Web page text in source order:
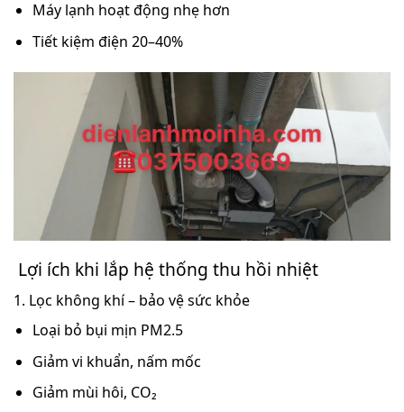
Máy lạnh hoạt động nhẹ hơn
Tiết kiệm điện 20–40%
Lợi ích khi lắp hệ thống thu hồi nhiệt
1. Lọc không khí – bảo vệ sức khỏe
Loại bỏ bụi mịn PM2.5
Giảm vi khuẩn, nấm mốc
Giảm mùi hôi, CO₂